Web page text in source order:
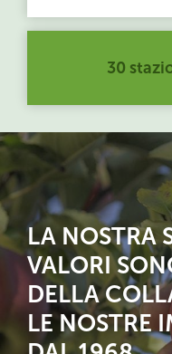
LA NOSTRA
VALORI
DELLA
LE NOSTRE
30